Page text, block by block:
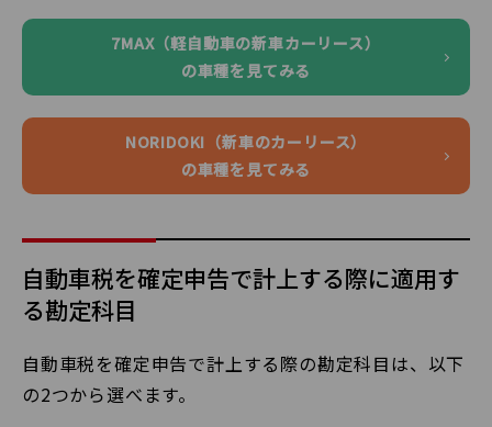
7MAX（軽自動車の新車カーリース）
の車種を見てみる
NORIDOKI（新車のカーリース）
の車種を見てみる
自動車税を確定申告で計上する際に適用す
る勘定科目
自動車税を確定申告で計上する際の勘定科目は、以下
の2つから選べます。